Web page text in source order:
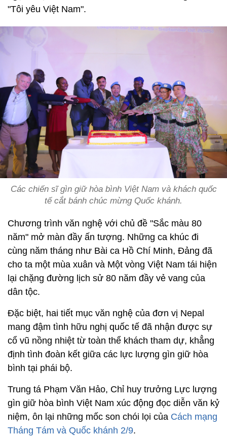
"Tôi yêu Việt Nam".
Các chiến sĩ gìn giữ hòa bình Việt Nam và khách quốc
tế cắt bánh chúc mừng Quốc khánh.
Chương trình văn nghệ với chủ đề "Sắc màu 80
năm" mở màn đầy ấn tượng. Những ca khúc đi
cùng năm tháng như Bài ca Hồ Chí Minh, Đảng đã
cho ta một mùa xuân và Một vòng Việt Nam tái hiện
lại chặng đường lịch sử 80 năm đầy vẻ vang của
dân tộc.
Đặc biệt, hai tiết mục văn nghệ của đơn vị Nepal
mang đậm tình hữu nghị quốc tế đã nhận được sự
cổ vũ nồng nhiệt từ toàn thể khách tham dự, khẳng
định tình đoàn kết giữa các lực lượng gìn giữ hòa
bình tại phái bộ.
Trung tá Phạm Văn Hảo, Chỉ huy trưởng Lực lượng
gìn giữ hòa bình Việt Nam xúc động đọc diễn văn kỷ
niệm, ôn lại những mốc son chói lọi của Cách mạng
Tháng Tám và Quốc khánh 2/9.